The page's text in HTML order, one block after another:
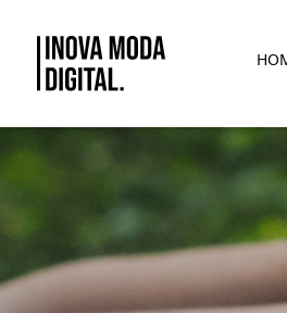
Mercado como